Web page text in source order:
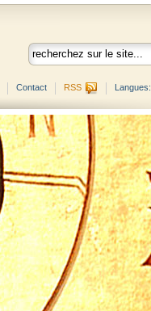
Langues:
RSS
Contact